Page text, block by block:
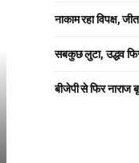
नाकाम रहा विपक्ष,
सबकुछ लुटा, उद्धव
बीजेपी से फिर नाराज